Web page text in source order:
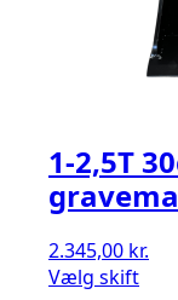
1-2,5T
2.345,00 kr.
Vælg skift